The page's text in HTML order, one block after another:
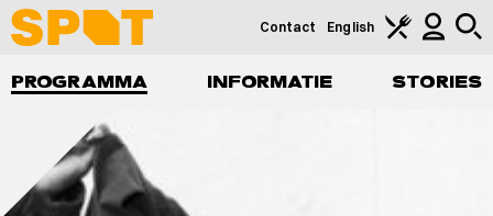
PROGRAMMA INFORMATIE STORIES
Contact English